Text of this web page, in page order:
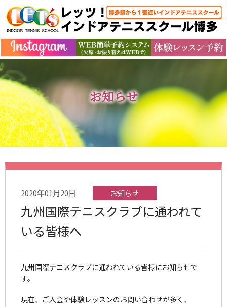
お知らせ
2020年01月20日 お知らせ
九州国際テニスクラブに通われて
いる皆様へ
九州国際テニスクラブに通われている皆様にお知らせで
す。
現在、ご入会や体験レッスンのお問い合わせが多く、